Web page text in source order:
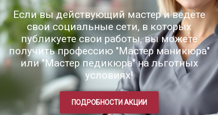
Если вы действующий мастер и ведёте
свои социальные сети, в которых
публикуете свои работы, вы можете
получить профессию "Мастер маникюра"
или "Мастер педикюра" на льготных
условиях!
ПОДРОБНОСТИ АКЦИИ